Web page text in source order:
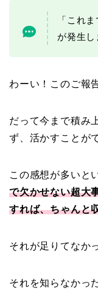
「これ
が発生し
わーい！このご報
だって今まで積み
ず、活かすことが
この感想が多いと
で欠かせない超大
すれば、ちゃんと
それが足りてなか
それを知らなかっ